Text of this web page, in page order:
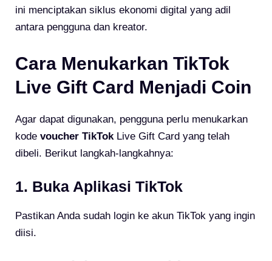
ini menciptakan siklus ekonomi digital yang adil
antara pengguna dan kreator.
Cara Menukarkan TikTok
Live Gift Card Menjadi Coin
Agar dapat digunakan, pengguna perlu menukarkan
kode voucher TikTok Live Gift Card yang telah
dibeli. Berikut langkah-langkahnya:
1. Buka Aplikasi TikTok
Pastikan Anda sudah login ke akun TikTok yang ingin
diisi.